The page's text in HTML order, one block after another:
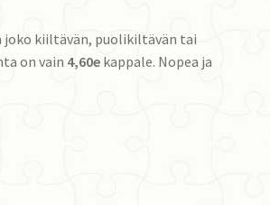
joko kiiltävän, puolikiltävän tai
on vain 4,60e kappale. Nopea ja